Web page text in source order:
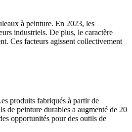
à peinture. En 2023, les
industriels. De plus, le caractère
Ces facteurs agissent collectivement
produits fabriqués à partir de
de peinture durables a augmenté de 20
opportunités pour des outils de